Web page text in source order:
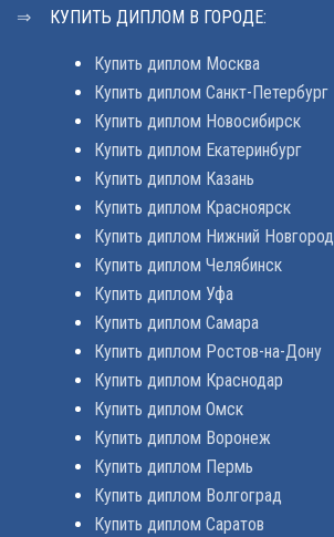
КУПИТЬ ДИПЛОМ В ГОРОДЕ:
Купить диплом Москва
Купить диплом Санкт-Петербург
Купить диплом Новосибирск
Купить диплом Екатеринбург
Купить диплом Казань
Купить диплом Красноярск
Купить диплом Нижний Новгород
Купить диплом Челябинск
Купить диплом Уфа
Купить диплом Самара
Купить диплом Ростов-на-Дону
Купить диплом Краснодар
Купить диплом Омск
Купить диплом Воронеж
Купить диплом Пермь
Купить диплом Волгоград
Купить диплом Саратов